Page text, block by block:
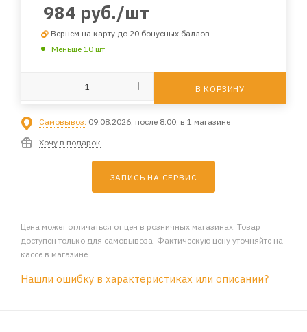
984 руб./шт
Вернем на карту до 20 бонусных баллов
Меньше 10 шт
В КОРЗИНУ
Самовывоз: 09.08.2026, после 8:00, в 1 магазине
Хочу в подарок
ЗАПИСЬ НА СЕРВИС
Цена может отличаться от цен в розничных магазинах. Товар
доступен только для самовывоза. Фактическую цену уточняйте на
кассе в магазине
Нашли ошибку в характеристиках или описании?